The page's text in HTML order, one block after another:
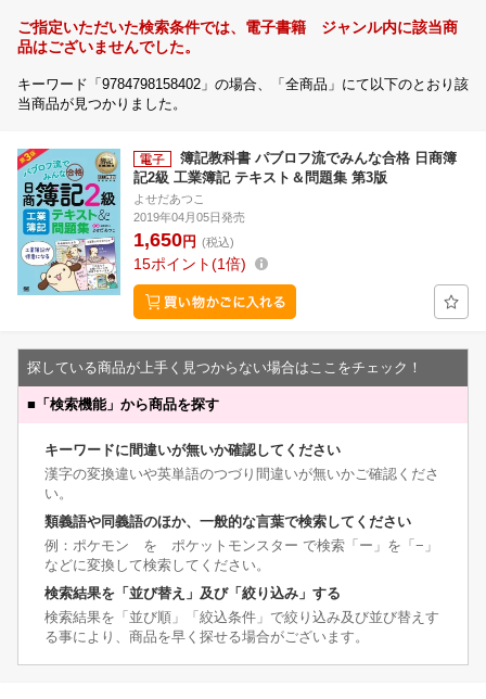
ご指定いただいた検索条件では、電子書籍 ジャンル内に該当商
品はございませんでした。
キーワード「9784798158402」の場合、「全商品」にて以下のとおり該
当商品が見つかりました。
簿記教科書 パブロフ流でみんな合格 日商簿
記2級 工業簿記 テキスト＆問題集 第3版
よせだあつこ
2019年04月05日発売
1,650円 (税込)
15ポイント 1倍
探している商品が上手く見つからない場合はここをチェック！
■ 「検索機能」から商品を探す
キーワードに間違いが無いか確認してください
漢字の変換違いや英単語のつづり間違いが無いかご確認くださ
い。
類義語や同義語のほか、一般的な言葉で検索してください
例：ポケモン を ポケットモンスター で検索「ー」を「−」
などに変換して検索してください。
検索結果を「並び替え」及び「絞り込み」する
検索結果を「並び順」「絞込条件」で絞り込み及び並び替えす
る事により、商品を早く探せる場合がございます。